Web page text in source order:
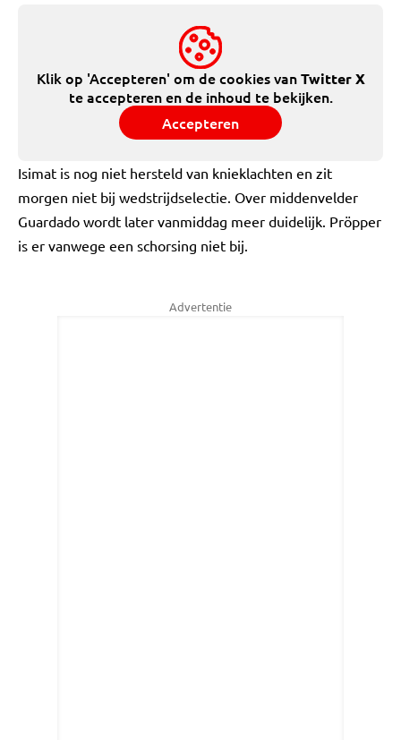
Klik op 'Accepteren' om de cookies vanTwitter X
te accepteren en de inhoud te bekijken.
Accepteren
Isimat is nog niet hersteld van knieklachten en zit
morgen niet bij wedstrijdselectie. Over middenvelder
Guardado wordt later vanmiddag meer duidelijk. Pröpper
is er vanwege een schorsing niet bij.
Advertentie